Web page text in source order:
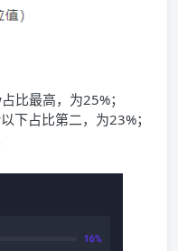
比最高，为25%；
下占比第二，为23%；